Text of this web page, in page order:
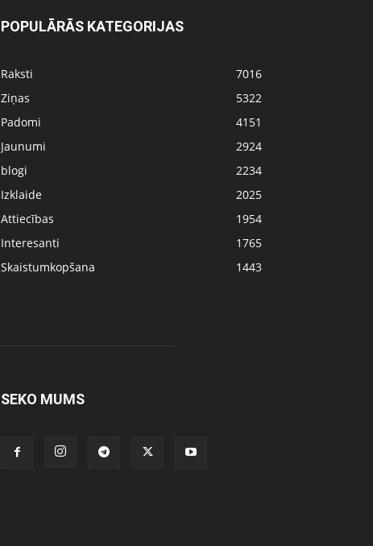
POPULĀRĀS KATEGORIJAS
Raksti
7016
Ziņas
5322
Padomi
4151
Jaunumi
2924
blogi
2234
Izklaide
2025
Attiecības
1954
Interesanti
1765
Skaistumkopšana
1443
SEKO MUMS